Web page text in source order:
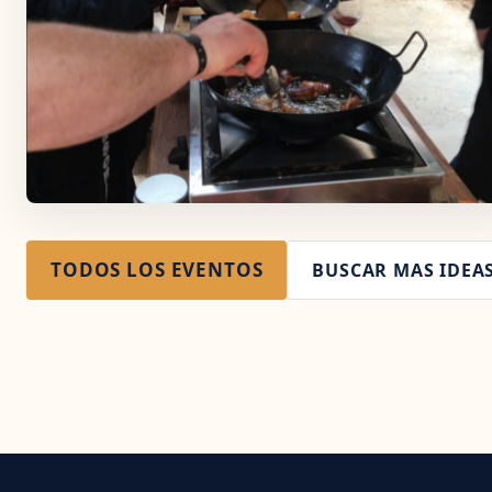
TODOS LOS EVENTOS BUSCAR MAS